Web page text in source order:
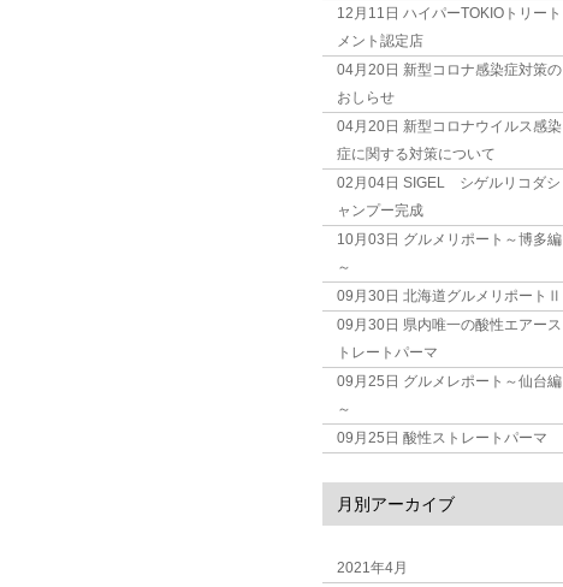
12月11日 ハイパーTOKIOトリート
メント認定店
04月20日 新型コロナ感染症対策の
おしらせ
04月20日 新型コロナウイルス感染
症に関する対策について
02月04日 SIGEL シゲルリコダシ
ャンプー完成
10月03日 グルメリポート～博多編
～
09月30日 北海道グルメリポートⅡ
09月30日 県内唯一の酸性エアース
トレートパーマ
09月25日 グルメレポート～仙台編
～
09月25日 酸性ストレートパーマ
月別アーカイブ
2021年4月